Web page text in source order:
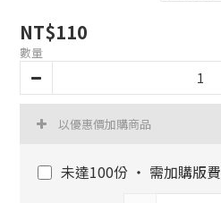
NT$110
數量
以優惠價加購商品
未達100份 ‧ 需加購版費